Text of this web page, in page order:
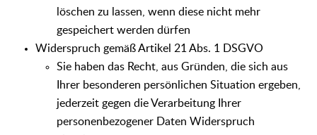
löschen zu lassen, wenn diese nicht mehr
gespeichert werden dürfen
Widerspruch gemäß Artikel 21 Abs. 1 DSGVO
Sie haben das Recht, aus Gründen, die sich aus
Ihrer besonderen persönlichen Situation ergeben,
jederzeit gegen die Verarbeitung Ihrer
personenbezogener Daten Widerspruch